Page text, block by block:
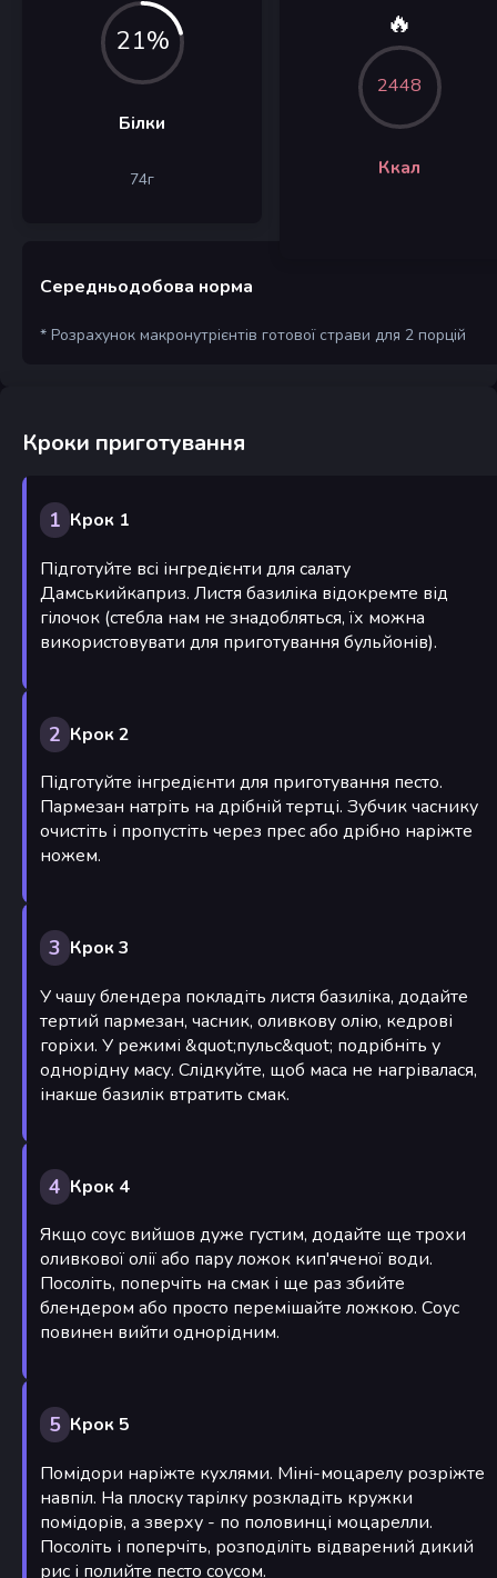
21%
Білки
74г
🔥
2448
Ккал
Середньодобова норма
* Розрахунок макронутрієнтів готової страви для 2 порцій
Кроки приготування
1 Крок 1
Підготуйте всі інгредієнти для салату
Дамськийкаприз. Листя базиліка відокремте від
гілочок (стебла нам не знадобляться, їх можна
використовувати для приготування бульйонів).
2 Крок 2
Підготуйте інгредієнти для приготування песто.
Пармезан натріть на дрібній тертці. Зубчик часнику
очистіть і пропустіть через прес або дрібно наріжте
ножем.
3 Крок 3
У чашу блендера покладіть листя базиліка, додайте
тертий пармезан, часник, оливкову олію, кедрові
горіхи. У режимі &quot;пульс&quot; подрібніть у
однорідну масу. Слідкуйте, щоб маса не нагрівалася,
інакше базилік втратить смак.
4 Крок 4
Якщо соус вийшов дуже густим, додайте ще трохи
оливкової олії або пару ложок кип'яченої води.
Посоліть, поперчіть на смак і ще раз збийте
блендером або просто перемішайте ложкою. Соус
повинен вийти однорідним.
5 Крок 5
Помідори наріжте кухлями. Міні-моцарелу розріжте
навпіл. На плоску тарілку розкладіть кружки
помідорів, а зверху - по половинці моцарелли.
Посоліть і поперчіть, розподіліть відварений дикий
рис і полийте песто соусом.